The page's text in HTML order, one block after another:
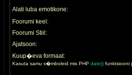
Alati luba emotikone:
Foorumi keel:
Foorumi Stiil:
Ajatsoon:
Kuup�eva formaat:
Kasuta samu s�mboleid mis PHP date() funktsiooni